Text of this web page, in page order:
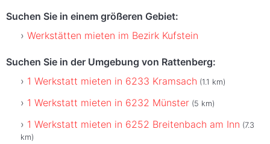
Suchen Sie in einem größeren Gebiet:
Werkstätten mieten im Bezirk Kufstein
Suchen Sie in der Umgebung von Rattenberg:
1 Werkstatt mieten in 6233 Kramsach (1.1 km)
1 Werkstatt mieten in 6232 Münster (5 km)
1 Werkstatt mieten in 6252 Breitenbach am Inn (7.3
km)